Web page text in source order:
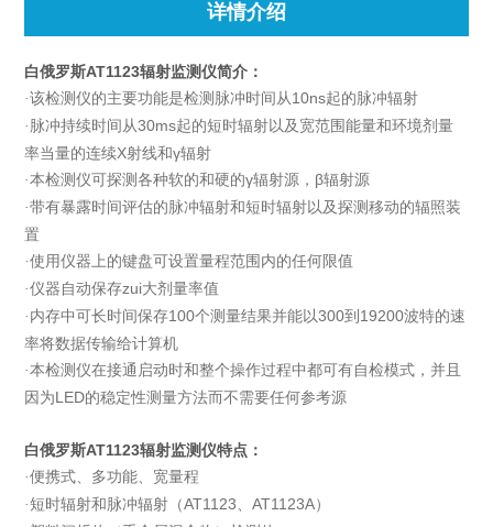
详情介绍
白俄罗斯AT1123辐射监测仪简介：
·该检测仪的主要功能是检测脉冲时间从10ns起的脉冲辐射
· 脉冲持续时间从30ms起的短时辐射以及宽范围能量和环境剂量
率当量的连续X射线和γ辐射
·本检测仪可探测各种软的和硬的γ辐射源，β辐射源
·带有暴露时间评估的脉冲辐射和短时辐射以及探测移动的辐照装
置
·使用仪器上的键盘可设置量程范围内的任何限值
·仪器自动保存zui大剂量率值
· 内存中可长时间保存100个测量结果并能以300到19200波特的速
率将数据传输给计算机
·本检测仪在接通启动时和整个操作过程中都可有自检模式，并且
因为LED的稳定性测量方法而不需要任何参考源
白俄罗斯AT1123辐射监测仪特点：
·便携式、多功能、宽量程
· 短时辐射和脉冲辐射（AT1123、AT1123A）